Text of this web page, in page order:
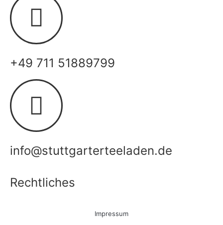
+49 711 51889799
info@stuttgarterteeladen.de
Rechtliches
Impressum